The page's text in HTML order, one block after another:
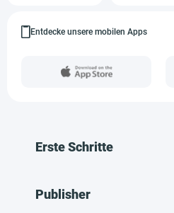
Entdecke unsere mobilen Apps
Erste Schritte
Publisher